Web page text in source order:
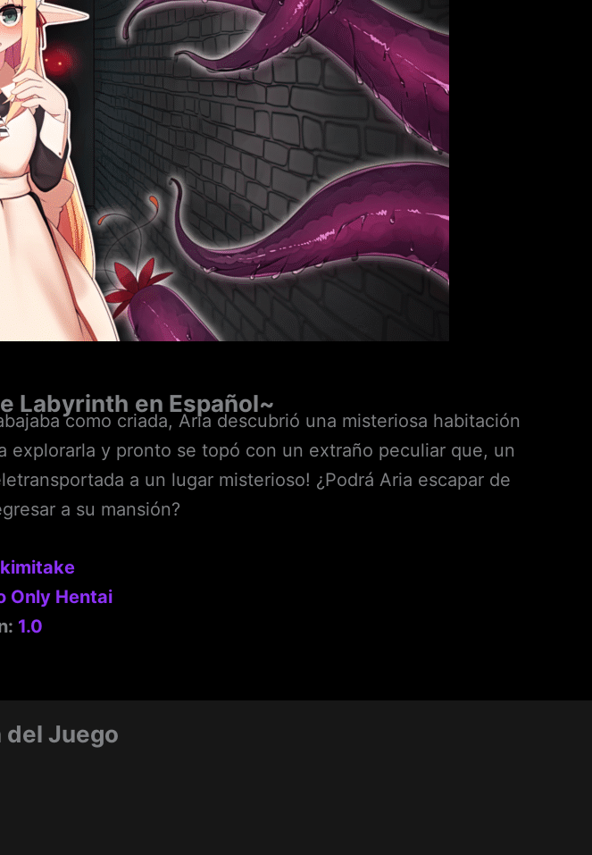
Labyrinth en Español~
como criada, Aria descubrió una misteriosa habitación
y pronto se topó con un extraño peculiar que, un
a un lugar misterioso! ¿Podrá Aria escapar de
a su mansión?
Only Hentai
1.0
del Juego